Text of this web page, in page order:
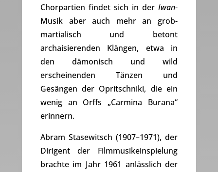
Chorpartien findet sich in derIwan-
Musik aber auch mehr an grob-
martialisch und betont
archaisierenden Klängen, etwa in
den dämonisch und wild
erscheinenden Tänzen und
Gesängen der Opritschniki, die ein
wenig an Orffs „Carmina Burana“
erinnern.
Abram Stasewitsch (1907–1971), der
Dirigent der Filmmusikeinspielung
brachte im Jahr 1961 anlässlich der